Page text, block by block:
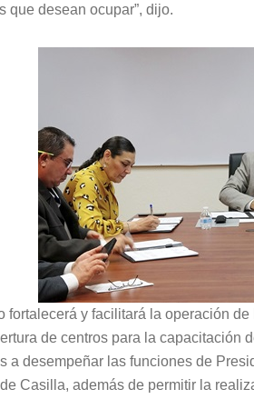
que desean ocupar”, dijo.
fortalecerá y facilitará la operación
de centros para la capacitación
a desempeñar las funciones de
Casilla, además de permitir la